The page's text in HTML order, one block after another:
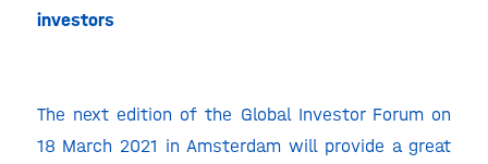
investors
The next edition of the Global Investor Forum on
18 March 2021 in Amsterdam will provide a great